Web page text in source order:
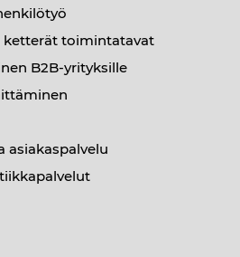
ketterät toimintatavat
B2B-yrityksille
asiakaspalvelu